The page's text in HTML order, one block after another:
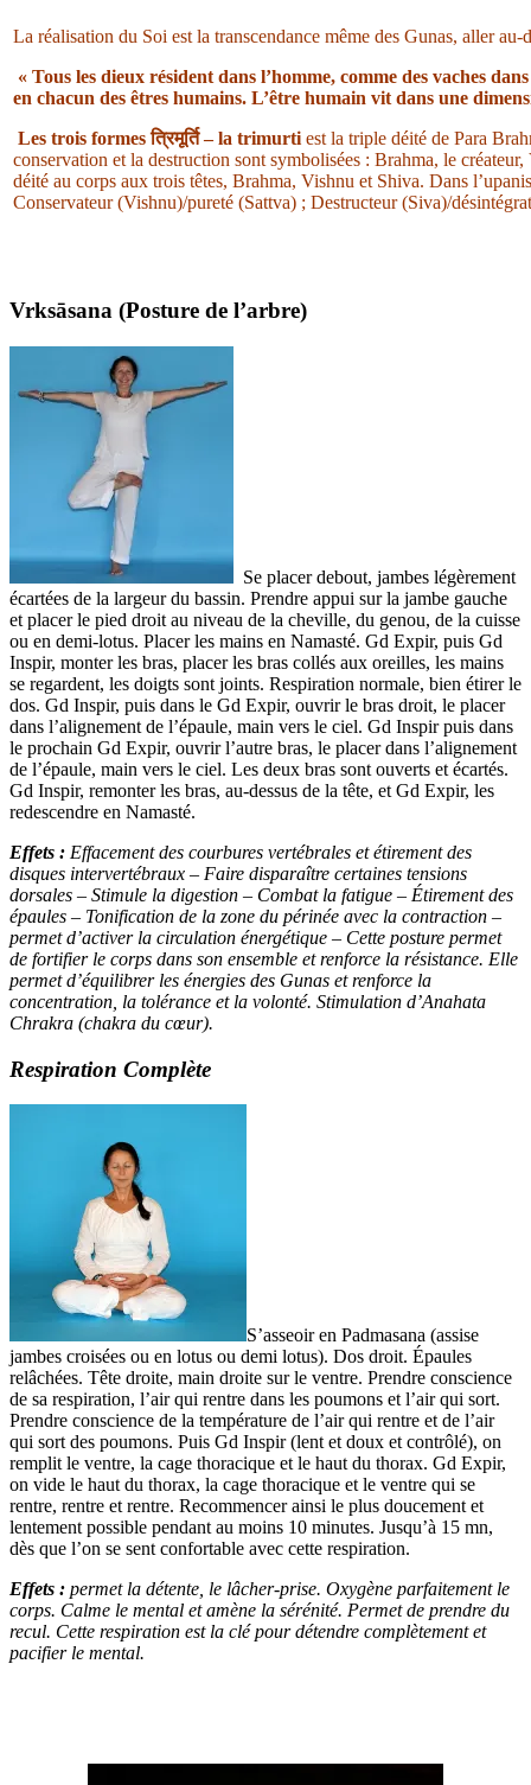
La réalisation du Soi est la transcendance même des Gunas, aller
« Tous les dieux résident dans l’homme, comme des vaches
en chacun des êtres humains. L’être humain vit dans une
Les trois formesत्रिमूर्ति– la trimurti est la triple déité de Para
conservation et la destruction sont symbolisées : Brahma, le
déité au corps aux trois têtes, Brahma, Vishnu et Shiva. Dans
Conservateur (Vishnu)/pureté (Sattva) ; Destructeur (Siva)/
Vrksāsana (Posture de l’arbre)
Se placer debout, jambes légèrement
écartées de la largeur du bassin. Prendre appui sur la jambe gauche
et placer le pied droit au niveau de la cheville, du genou, de la cuisse
ou en demi-lotus. Placer les mains en Namasté. Gd Expir, puis Gd
Inspir, monter les bras, placer les bras collés aux oreilles, les mains
se regardent, les doigts sont joints. Respiration normale, bien étirer le
dos. Gd Inspir, puis dans le Gd Expir, ouvrir le bras droit, le placer
dans l’alignement de l’épaule, main vers le ciel. Gd Inspir puis dans
le prochain Gd Expir, ouvrir l’autre bras, le placer dans l’alignement
de l’épaule, main vers le ciel. Les deux bras sont ouverts et écartés.
Gd Inspir, remonter les bras, au-dessus de la tête, et Gd Expir, les
redescendre en Namasté.
Effets : Effacement des courbures vertébrales et étirement des
disques intervertébraux – Faire disparaître certaines tensions
dorsales – Stimule la digestion – Combat la fatigue – Étirement des
épaules – Tonification de la zone du périnée avec la contraction –
permet d’activer la circulation énergétique – Cette posture permet
de fortifier le corps dans son ensemble et renforce la résistance. Elle
permet d’équilibrer les énergies des Gunas et renforce la
concentration, la tolérance et la volonté. Stimulation d’Anahata
Chrakra (chakra du cœur).
Respiration Complète
S’asseoir en Padmasana (assise
jambes croisées ou en lotus ou demi lotus). Dos droit. Épaules
relâchées. Tête droite, main droite sur le ventre. Prendre conscience
de sa respiration, l’air qui rentre dans les poumons et l’air qui sort.
Prendre conscience de la température de l’air qui rentre et de l’air
qui sort des poumons. Puis Gd Inspir (lent et doux et contrôlé), on
remplit le ventre, la cage thoracique et le haut du thorax. Gd Expir,
on vide le haut du thorax, la cage thoracique et le ventre qui se
rentre, rentre et rentre. Recommencer ainsi le plus doucement et
lentement possible pendant au moins 10 minutes. Jusqu’à 15 mn,
dès que l’on se sent confortable avec cette respiration.
Effets : permet la détente, le lâcher-prise. Oxygène parfaitement le
corps. Calme le mental et amène la sérénité. Permet de prendre du
recul. Cette respiration est la clé pour détendre complètement et
pacifier le mental.